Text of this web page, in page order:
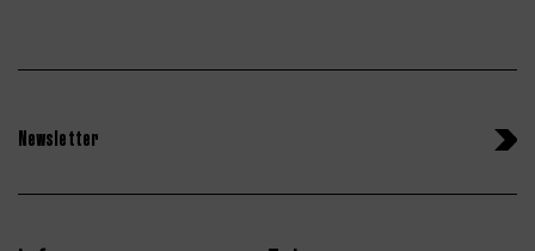
Newsletter